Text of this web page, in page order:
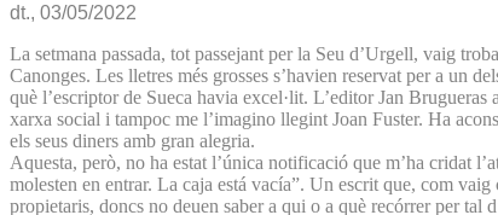
dt., 03/05/2022
La setmana passada, tot passejant per la Seu d’Urgell, vaig
Canonges. Les lletres més grosses s’havien reservat per a un
què l’escriptor de Sueca havia excel·lit. L’editor Jan
xarxa social i tampoc me l’imagino llegint Joan Fuster. Ha
els seus diners amb gran alegria.
Aquesta, però, no ha estat l’única notificació que m’ha cridat
molesten en entrar. La caja está vacía”. Un escrit que, com
propietaris, doncs no deuen saber a qui o a què recórrer per tal